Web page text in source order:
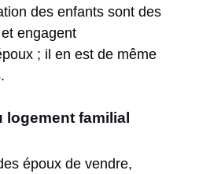
des enfants sont des
engagent
; il en est de même
familial
époux de vendre,